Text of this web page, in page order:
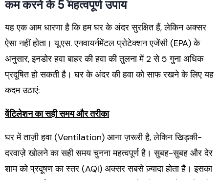
कम करने के 5 महत्वपूर्ण उपाय
यह एक आम धारणा है कि हम घर के अंदर सुरक्षित हैं, लेकिन अक्सर
ऐसा नहीं होता। यू.एस. एनवायर्नमेंटल प्रोटेक्शन एजेंसी (EPA) के
अनुसार, इनडोर हवा बाहर की हवा की तुलना में 2 से 5 गुना अधिक
प्रदूषित हो सकती है। घर के अंदर की हवा को साफ रखने के लिए यह
कदम उठाएं:
वेंटिलेशन का सही समय और तरीका
घर में ताज़ी हवा (Ventilation) आना ज़रूरी है, लेकिन खिड़की-
दरवाज़े खोलने का सही समय चुनना महत्वपूर्ण है। सुबह-सुबह और देर
शाम को प्रदूषण का स्तर (AQI) अक्सर सबसे ज़्यादा होता है। इसका